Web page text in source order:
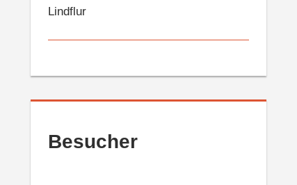
Lindflur
Besucher